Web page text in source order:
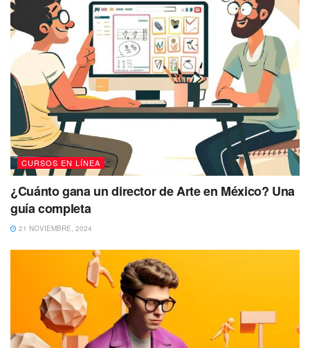
CURSOS EN LÍNEA
¿Cuánto gana un director de Arte en México? Una
guía completa
21 NOVIEMBRE, 2024